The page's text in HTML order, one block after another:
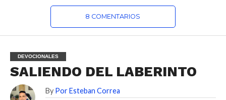
8 COMENTARIOS
DEVOCIONALES
SALIENDO DEL LABERINTO
By Por Esteban Correa